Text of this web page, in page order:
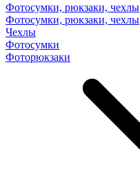
Фотосумки, рюкзаки, чехлы
Фотосумки, рюкзаки, чехлы
Чехлы
Фотосумки
Фоторюкзаки